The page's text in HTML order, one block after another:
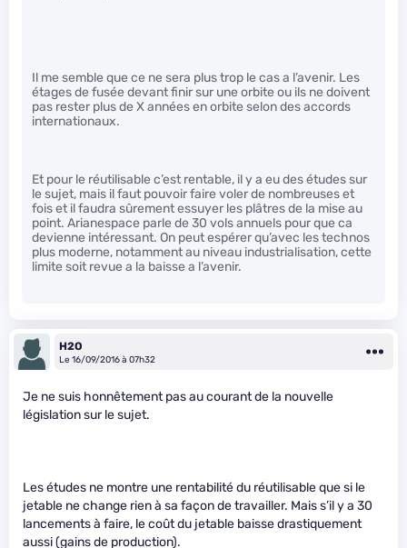
Il me semble que ce ne sera plus trop le cas a l’avenir. Les
étages de fusée devant finir sur une orbite ou ils ne doivent
pas rester plus de X années en orbite selon des accords
internationaux.
Et pour le réutilisable c’est rentable, il y a eu des études sur
le sujet, mais il faut pouvoir faire voler de nombreuses et
fois et il faudra sûrement essuyer les plâtres de la mise au
point. Arianespace parle de 30 vols annuels pour que ca
devienne intéressant. On peut espérer qu’avec les technos
plus moderne, notamment au niveau industrialisation, cette
limite soit revue a la baisse a l’avenir.
H2O
Le 16/09/2016 à 07h32
Je ne suis honnêtement pas au courant de la nouvelle
législation sur le sujet.
Les études ne montre une rentabilité du réutilisable que si le
jetable ne change rien à sa façon de travailler. Mais s’il y a 30
lancements à faire, le coût du jetable baisse drastiquement
aussi (gains de production).